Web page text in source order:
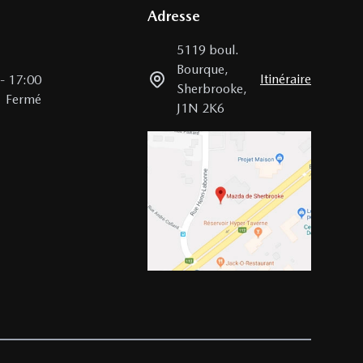
- 17:00
Fermé
Adresse
5119 boul.
Bourque,
Sherbrooke,
J1N 2K6
Itinéraire